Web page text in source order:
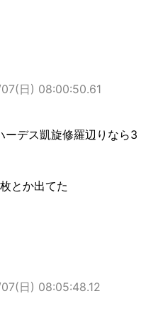
日) 08:00:50.61
ーデス凱旋修羅辺りなら3
とか出てた
日) 08:05:48.12